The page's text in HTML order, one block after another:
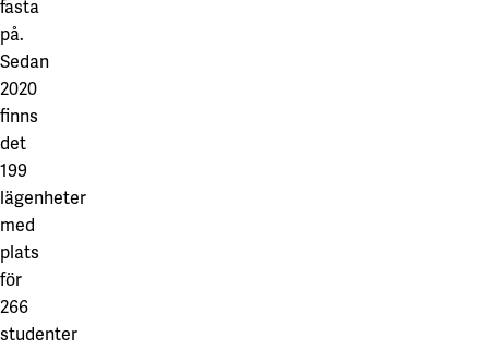
fasta
på.
Sedan
2020
finns
det
199
lägenheter
med
plats
för
266
studenter